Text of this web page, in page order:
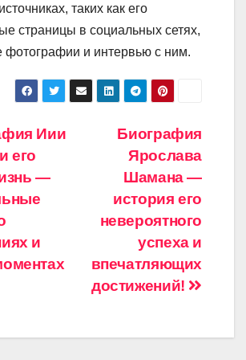
таких как его
страницы в социальных сетях,
фотографии и интервью с ним.
Биография
Ярослава
Шамана —
история его
невероятного
успеха и
впечатляющих
достижений!
Иии
его
—
и